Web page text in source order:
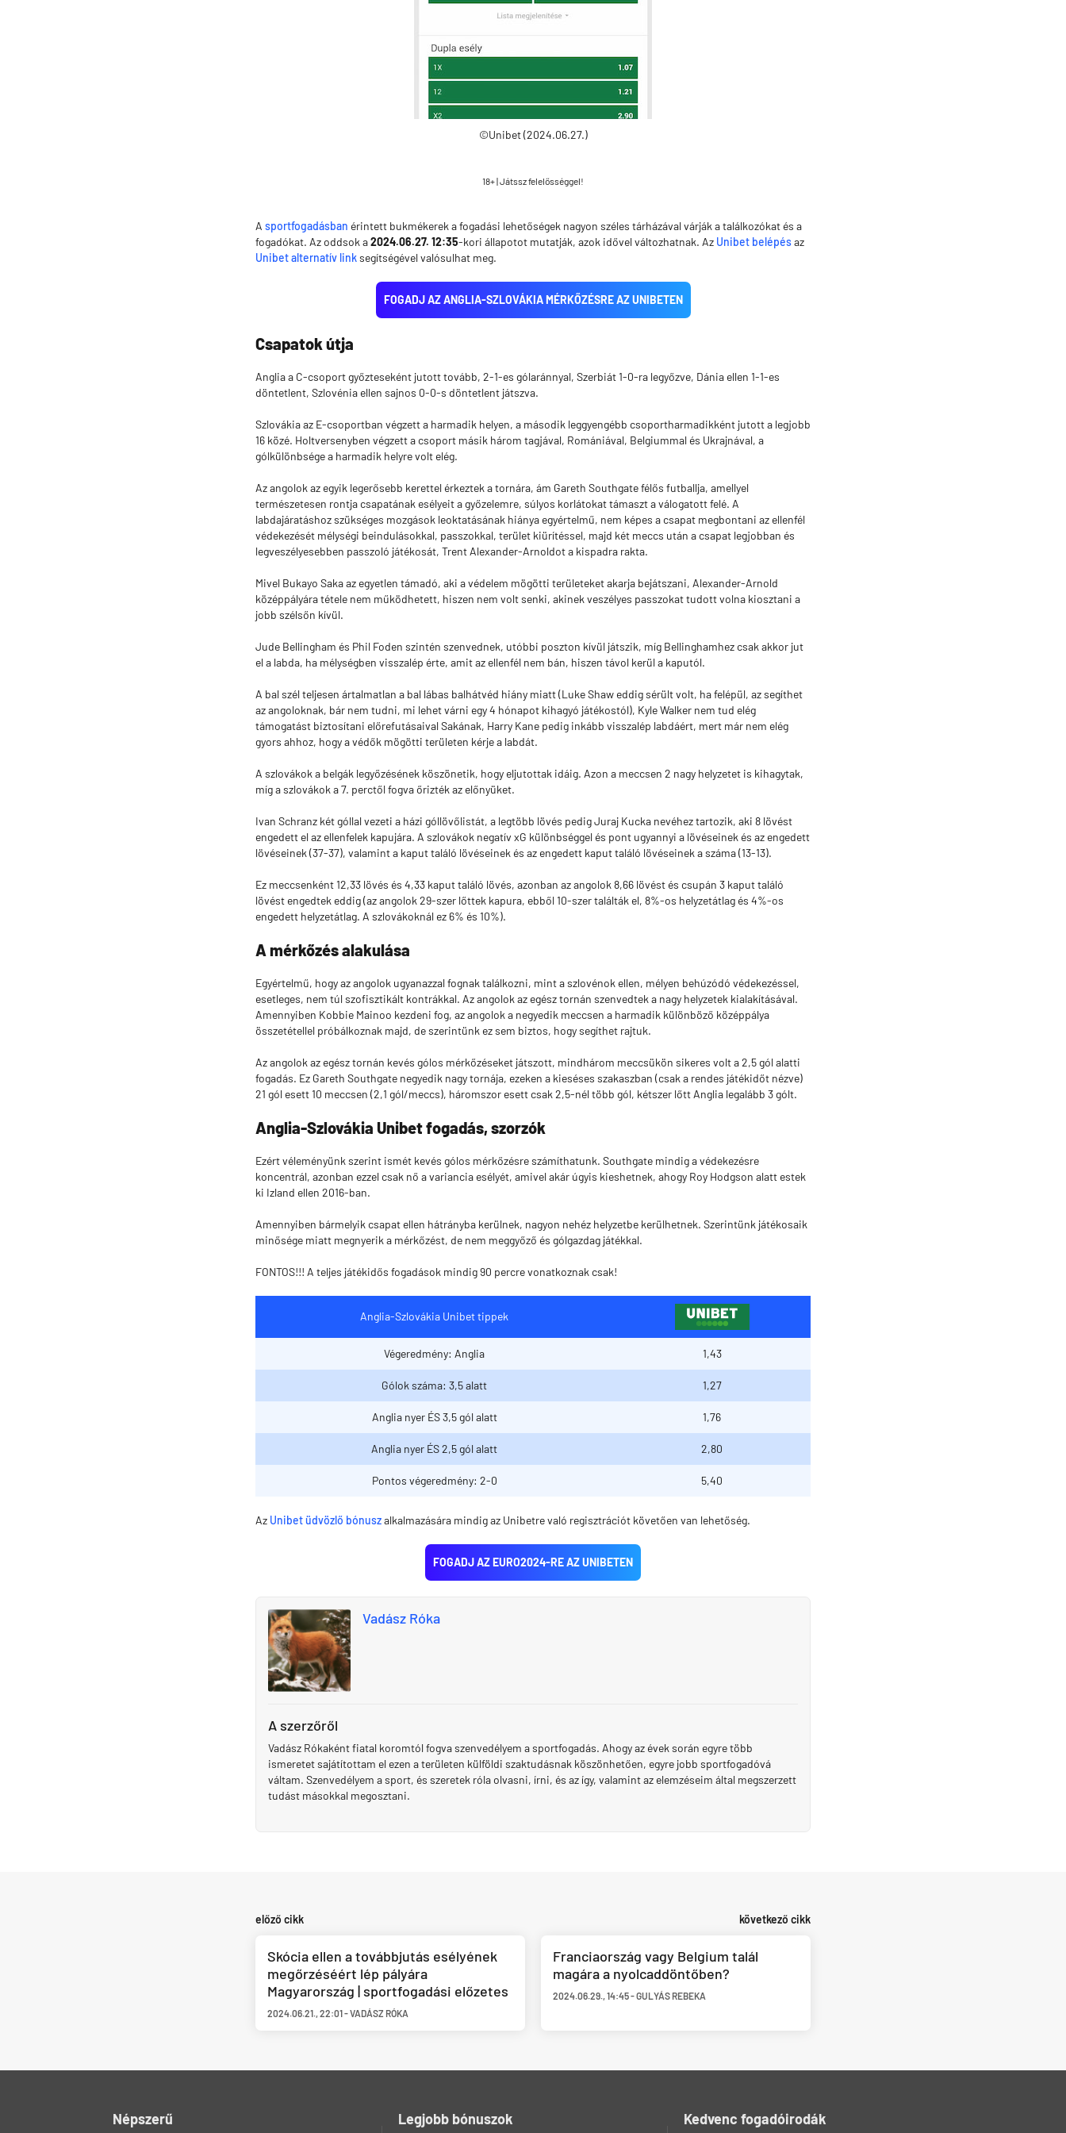
©Unibet (2024.06.27.)
18+ | Játssz felelősséggel!
A sportfogadásban érintett bukmékerek a fogadási lehetőségek nagyon széles tárházával várják a találkozókat és a
fogadókat. Az oddsok a2024.06.27. 12:35-kori állapotot mutatják, azok idővel változhatnak. Az Unibet belépésaz
Unibet alternatív linksegítségével valósulhat meg.
FOGADJ AZ ANGLIA-SZLOVÁKIA MÉRKŐZÉSRE AZ UNIBETEN
Csapatok útja
Anglia a C-csoport győzteseként jutott tovább, 2-1-es gólaránnyal, Szerbiát 1-0-ra legyőzve, Dánia ellen 1-1-es
döntetlent, Szlovénia ellen sajnos 0-0-s döntetlent játszva.
Szlovákia az E-csoportban végzett a harmadik helyen, a második leggyengébb csoportharmadikként jutott a legjobb
16 közé. Holtversenyben végzett a csoport másik három tagjával, Romániával, Belgiummal és Ukrajnával, a
gólkülönbsége a harmadik helyre volt elég.
Az angolok az egyik legerősebb kerettel érkeztek a tornára, ám Gareth Southgate félős futballja, amellyel
természetesen rontja csapatának esélyeit a győzelemre, súlyos korlátokat támaszt a válogatott felé. A
labdajáratáshoz szükséges mozgások leoktatásának hiánya egyértelmű, nem képes a csapat megbontani az ellenfél
védekezését mélységi beindulásokkal, passzokkal, terület kiürítéssel, majd két meccs után a csapat legjobban és
legveszélyesebben passzoló játékosát, Trent Alexander-Arnoldot a kispadra rakta.
Mivel Bukayo Saka az egyetlen támadó, aki a védelem mögötti területeket akarja bejátszani, Alexander-Arnold
középpályára tétele nem működhetett, hiszen nem volt senki, akinek veszélyes passzokat tudott volna kiosztani a
jobb szélsőn kívül.
Jude Bellingham és Phil Foden szintén szenvednek, utóbbi poszton kívül játszik, míg Bellinghamhez csak akkor jut
el a labda, ha mélységben visszalép érte, amit az ellenfél nem bán, hiszen távol kerül a kaputól.
A bal szél teljesen ártalmatlan a bal lábas balhátvéd hiány miatt (Luke Shaw eddig sérült volt, ha felépül, az segíthet
az angoloknak, bár nem tudni, mi lehet várni egy 4 hónapot kihagyó játékostól), Kyle Walker nem tud elég
támogatást biztosítani előrefutásaival Sakának, Harry Kane pedig inkább visszalép labdáért, mert már nem elég
gyors ahhoz, hogy a védők mögötti területen kérje a labdát.
A szlovákok a belgák legyőzésének köszönetik, hogy eljutottak idáig. Azon a meccsen 2 nagy helyzetet is kihagytak,
míg a szlovákok a 7. perctől fogva őrizték az előnyüket.
Ivan Schranz két góllal vezeti a házi góllövőlistát, a legtöbb lövés pedig Juraj Kucka nevéhez tartozik, aki 8 lövést
engedett el az ellenfelek kapujára. A szlovákok negatív xG különbséggel és pont ugyannyi a lövéseinek és az engedett
lövéseinek (37-37), valamint a kaput találó lövéseinek és az engedett kaput találó lövéseinek a száma (13-13).
Ez meccsenként 12,33 lövés és 4,33 kaput találó lövés, azonban az angolok 8,66 lövést és csupán 3 kaput találó
lövést engedtek eddig (az angolok 29-szer lőttek kapura, ebből 10-szer találták el, 8%-os helyzetátlag és 4%-os
engedett helyzetátlag. A szlovákoknál ez 6% és 10%).
A mérkőzés alakulása
Egyértelmű, hogy az angolok ugyanazzal fognak találkozni, mint a szlovénok ellen, mélyen behúzódó védekezéssel,
esetleges, nem túl szofisztikált kontrákkal. Az angolok az egész tornán szenvedtek a nagy helyzetek kialakításával.
Amennyiben Kobbie Mainoo kezdeni fog, az angolok a negyedik meccsen a harmadik különböző középpálya
összetétellel próbálkoznak majd, de szerintünk ez sem biztos, hogy segíthet rajtuk.
Az angolok az egész tornán kevés gólos mérkőzéseket játszott, mindhárom meccsükön sikeres volt a 2,5 gól alatti
fogadás. Ez Gareth Southgate negyedik nagy tornája, ezeken a kieséses szakaszban (csak a rendes játékidőt nézve)
21 gól esett 10 meccsen (2,1 gól/meccs), háromszor esett csak 2,5-nél több gól, kétszer lőtt Anglia legalább 3 gólt.
Anglia-Szlovákia Unibet fogadás, szorzók
Ezért véleményünk szerint ismét kevés gólos mérkőzésre számíthatunk. Southgate mindig a védekezésre
koncentrál, azonban ezzel csak nő a variancia esélyét, amivel akár úgyis kieshetnek, ahogy Roy Hodgson alatt estek
ki Izland ellen 2016-ban.
Amennyiben bármelyik csapat ellen hátrányba kerülnek, nagyon nehéz helyzetbe kerülhetnek. Szerintünk játékosaik
minősége miatt megnyerik a mérkőzést, de nem meggyőző és gólgazdag játékkal.
FONTOS!!! A teljes játékidős fogadások mindig 90 percre vonatkoznak csak!
Anglia-Szlovákia Unibet tippek
Végeredmény: Anglia 1,43
Gólok száma: 3,5 alatt 1,27
Anglia nyer ÉS 3,5 gól alatt 1,76
Anglia nyer ÉS 2,5 gól alatt 2,80
Pontos végeredmény: 2-0 5,40
Az Unibet üdvözlő bónuszalkalmazására mindig az Unibetre való regisztrációt követően van lehetőség.
FOGADJ AZ EURO2024-RE AZ UNIBETEN
Vadász Róka
A szerzőről
Vadász Rókaként fiatal koromtól fogva szenvedélyem a sportfogadás. Ahogy az évek során egyre több
ismeretet sajátítottam el ezen a területen külföldi szaktudásnak köszönhetően, egyre jobb sportfogadóvá
váltam. Szenvedélyem a sport, és szeretek róla olvasni, írni, és az így, valamint az elemzéseim által megszerzett
tudást másokkal megosztani.
előző cikk
Skócia ellen a továbbjutás esélyének
megőrzéséért lép pályára
Magyarország | sportfogadási előzetes
2024.06.21.,22:01-VADÁSZ RÓKA
következő cikk
Franciaország vagy Belgium talál
magára a nyolcaddöntőben?
2024.06.29.,14:45-GULYÁS REBEKA
Népszerű Legjobb bónuszok Kedvenc fogadóirodák